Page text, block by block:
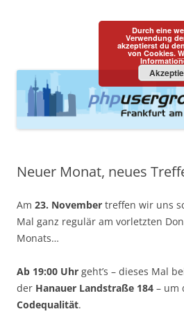
PHPUGFFM
one programming language::one
Menü
Neuer Monat, neues
Am 23. November treffen wir uns
Mal ganz regulär am vorletzten
Monats…
Ab 19:00 Uhr geht’s – dieses Mal
der Hanauer Landstraße 184 – um
Codequalität.
Durch eine
Verwendung
akzeptierst du
von Cookies.